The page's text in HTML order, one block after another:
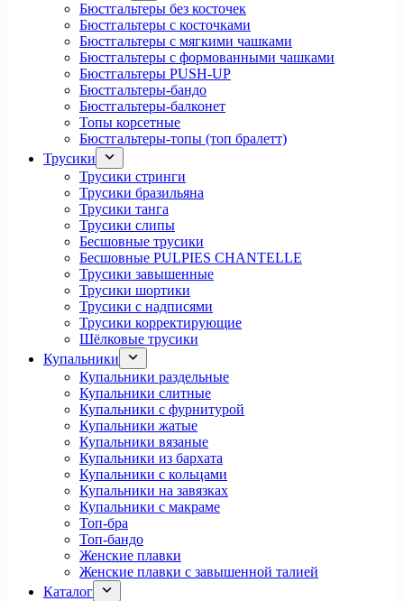
Бюстгальтеры без косточек
Бюстгальтеры с косточками
Бюстгальтеры с мягкими чашками
Бюстгальтеры с формованными чашками
Бюстгальтеры PUSH-UP
Бюстгальтеры-бандо
Бюстгальтеры-балконет
Топы корсетные
Бюстгальтеры-топы (топ бралетт)
Трусики
Трусики стринги
Трусики бразильяна
Трусики танга
Трусики слипы
Бесшовные трусики
Бесшовные PULPIES CHANTELLE
Трусики завышенные
Трусики шортики
Трусики с надписями
Трусики корректирующие
Шёлковые трусики
Купальники
Купальники раздельные
Купальники слитные
Купальники с фурнитурой
Купальники жатые
Купальники вязаные
Купальники из бархата
Купальники с кольцами
Купальники на завязках
Купальники с макраме
Топ-бра
Топ-бандо
Женские плавки
Женские плавки с завышенной талией
Каталог